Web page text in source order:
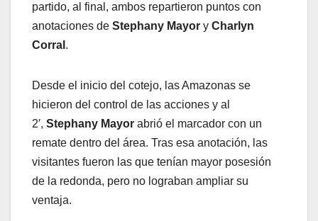
partido, al final, ambos repartieron puntos con
anotaciones de Stephany Mayor y Charlyn
Corral .
Desde el inicio del cotejo, las Amazonas se
hicieron del control de las acciones y al
2′, Stephany Mayor abrió el marcador con un
remate dentro del área. Tras esa anotación, las
visitantes fueron las que tenían mayor posesión
de la redonda, pero no lograban ampliar su
ventaja.